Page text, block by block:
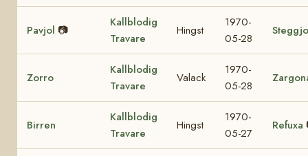
Pavjol 📷
Kallblodig
Travare
Hingst
1970-
05-28
Zorro
Kallblodig
Travare
Valack
1970-
05-28
Birren
Kallblodig
Travare
Hingst
1970-
05-27
Refuxa